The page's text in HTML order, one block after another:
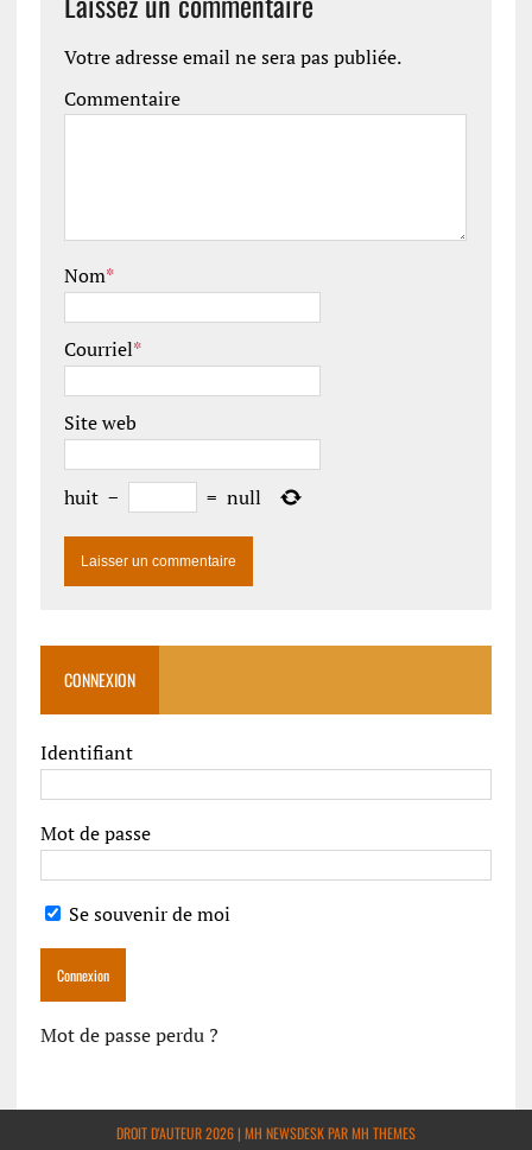
Votre adresse email ne sera pas publiée.
Commentaire
Nom*
Courriel*
Site web
huit − = null
CONNEXION
Identifiant
Mot de passe
Se souvenir de moi
Mot de passe perdu ?
DROIT D'AUTEUR 2026 | MH NEWSDESK PARMH THEMES